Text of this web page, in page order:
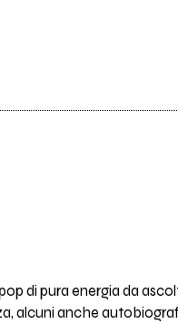
di pura energia da
alcuni anche